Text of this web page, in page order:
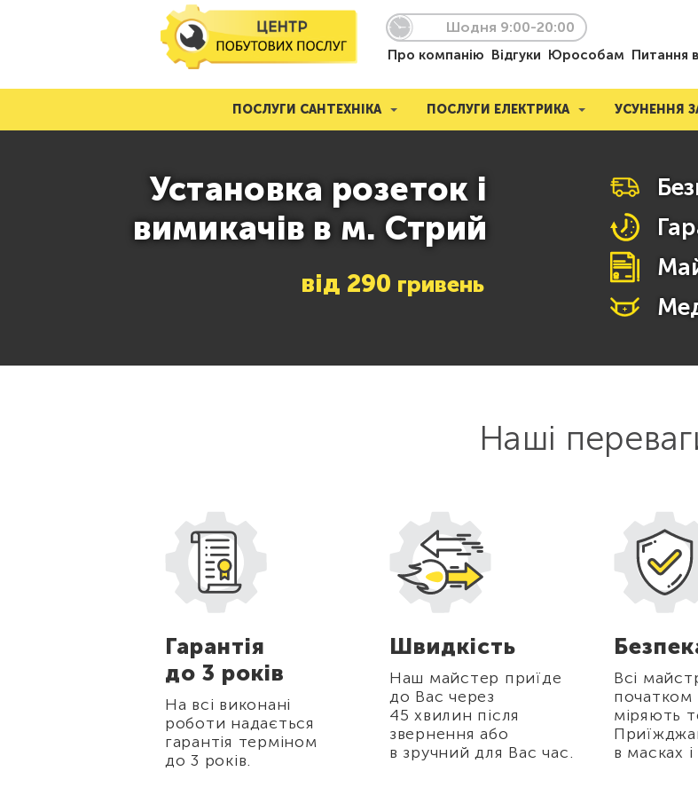
Шодня 9:00-20:00
Про компанію Відгуки Юрособам Питання
ПОСЛУГИ САНТЕХНІКА ПОСЛУГИ ЕЛЕКТРИКА УСУНЕННЯ
Установка розеток і
вимикачів в м. Стрий
від 290 гривень
Наші
Гарантія
до 3 років
На всі виконані
роботи надається
гарантія терміном
до 3 років.
Швидкість
Наш майстер приїде
до Вас через
45 хвилин після
звернення або
в зручний для Вас час.
Всі
початком
міряють
в масках